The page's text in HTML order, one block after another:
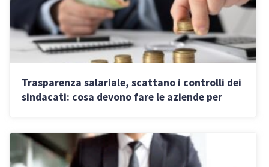
Trasparenza salariale, scattano i controlli dei
sindacati: cosa devono fare le aziende per